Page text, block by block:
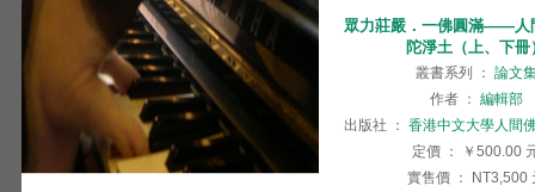
眾力莊嚴．一佛圓滿——人
陀淨土（上、下冊
叢書系列 ： 論文
作者 ： 編輯部
出版社
： 香港中文大學人間
定價 ： ￥500.00
實售價 ： NT3,500